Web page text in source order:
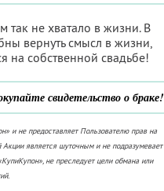
так не хватало в жизни. В
вернуть смысл в жизни,
на собственной свадьбе!
свидетельство о браке!
и не предоставляет Пользователю прав на
Акции является шуточным и не подразумевает
не преследует цели обмана или